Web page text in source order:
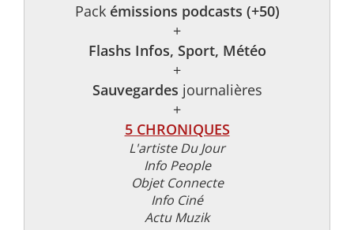
Pack émissions podcasts (+50)
+
Flashs Infos, Sport, Météo
+
Sauvegardes journalières
+
5 CHRONIQUES
L'artiste Du Jour
Info People
Objet Connecte
Info Ciné
Actu Muzik